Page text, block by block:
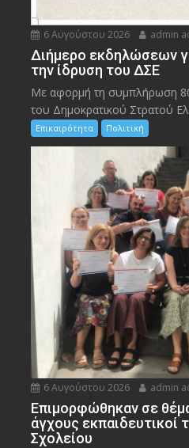
6 Αυγούστου 2026 admin
Διήμερο εκδηλώσεων
την ίδρυση του ΔΣΕ
Με αφορμή τη συμπλήρωση
του Δημοκρατικού Στρατού
Επικαιρότητα Πολιτική
6 Αυγούστου 2026 admin
Eπιμορφώθηκαν σε
άγχους εκπαιδευτικοί
Σχολείου